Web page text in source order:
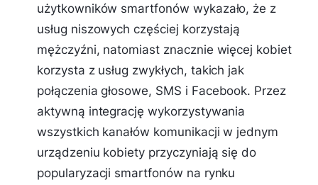
użytkowników smartfonów wykazało, że z
usług niszowych częściej korzystają
mężczyźni, natomiast znacznie więcej kobiet
korzysta z usług zwykłych, takich jak
połączenia głosowe, SMS i Facebook. Przez
aktywną integrację wykorzystywania
wszystkich kanałów komunikacji w jednym
urządzeniu kobiety przyczyniają się do
popularyzacji smartfonów na rynku